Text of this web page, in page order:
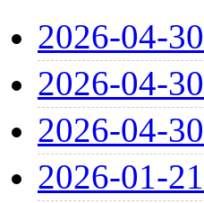
2026-04-30
2026-04-30
2026-04-30
2026-01-21